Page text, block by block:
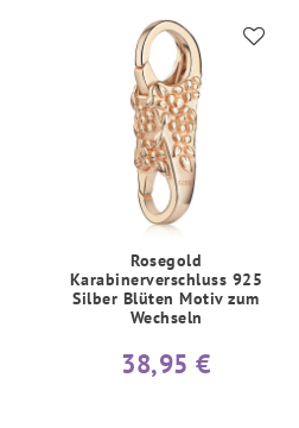
Rosegold
Karabinerverschluss 925
Silber Blüten Motiv zum
Wechseln
38,95 €